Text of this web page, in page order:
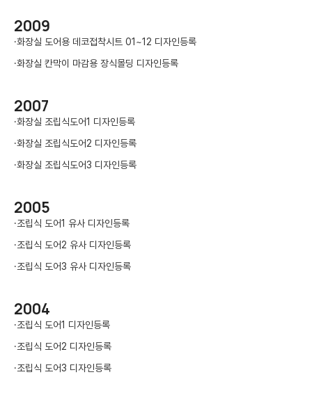
2009
·화장실 도어용 데코접착시트 01~12 디자인등록
·화장실 칸막이 마감용 장식몰딩 디자인등록
2007
·화장실 조립식도어1 디자인등록
·화장실 조립식도어2 디자인등록
·화장실 조립식도어3 디자인등록
2005
·조립식 도어1 유사 디자인등록
·조립식 도어2 유사 디자인등록
·조립식 도어3 유사 디자인등록
2004
·조립식 도어1 디자인등록
·조립식 도어2 디자인등록
·조립식 도어3 디자인등록